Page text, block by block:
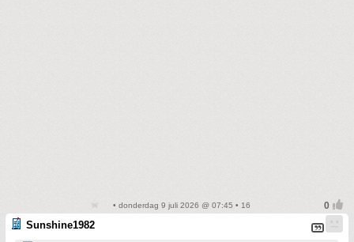
• donderdag 9 juli 2026 @ 07:45 • 16
Sunshine1982